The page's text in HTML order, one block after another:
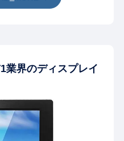
業界のディスプレイ